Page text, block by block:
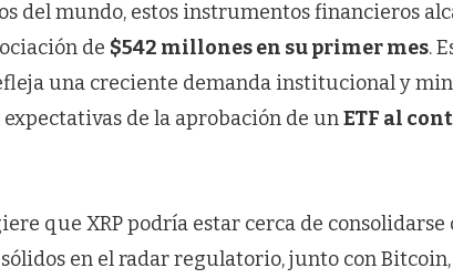
del mundo, estos instrumentos financieros
de $542 millones en su primer mes.
una creciente demanda institucional y
de la aprobación de unETF al
que XRP podría estar cerca de consolidarse
en el radar regulatorio, junto con